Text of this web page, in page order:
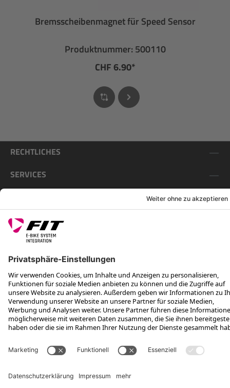
Bremsscheibenmagnet für Speed Sensor
Produktnummer: 500110
CHF 6.90*
RECHTLICHES
SERVICES
*Unverbindliche Preisempfehlung inkl. MwSt. zzgl. Versandkosten und
VEG